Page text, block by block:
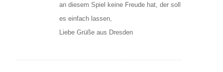
an diesem Spiel keine Freude hat, der soll
es einfach lassen,
Liebe Grüße aus Dresden